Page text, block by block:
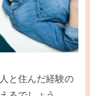
と住んだ経験の